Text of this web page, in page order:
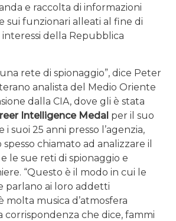
e raccolta di informazioni
sui funzionari alleati al fine di
della Repubblica
una rete di spionaggio”, dice Peter
analista del Medio Oriente
dalla CIA, dove gli è stata
Intelligence Medal per il suo
i suoi 25 anni presso l’agenzia,
chiamato ad analizzare il
le sue reti di spionaggio e
“Questo è il modo in cui le
parlano ai loro addetti
molta musica d’atmosfera
che dice, fammi